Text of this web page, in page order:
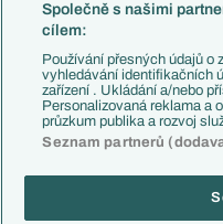
Manchester United
AC Milán
Juventus FC
Bayern Mnichov
FC Barcelona
Real Madrid
Společně s našimi
cílem:
Používání přesných údajů o
vyhledávání identifikačních
zařízení . Ukládání a/nebo
Personalizovaná reklama a
průzkum publika a rozvoj
Seznam partnerů